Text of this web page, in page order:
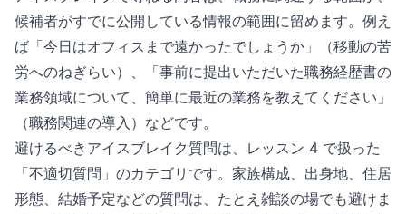
候補者がすでに公開している情報の範囲に留めます。例え
ば「今日はオフィスまで遠かったでしょうか」（移動の苦
労へのねぎらい）、「事前に提出いただいた職務経歴書の
業務領域について、簡単に最近の業務を教えてください」
（職務関連の導入）などです。
避けるべきアイスブレイク質問は、レッスン 4 で扱った
「不適切質問」のカテゴリです。家族構成、出身地、住居
形態、結婚予定などの質問は、たとえ雑談の場でも避けま